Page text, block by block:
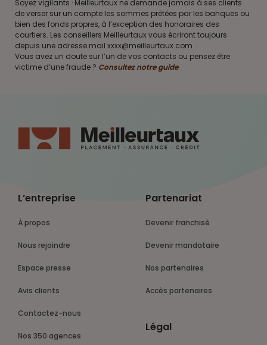
Soyez vigilants · Meilleurtaux ne demande jamais à ses clients
de verser sur un compte les sommes prêtées par les banques ou
bien des fonds propres, à l’exception des honoraires des
courtiers. Les conseillers Meilleurtaux vous écriront toujours
depuis une adresse mail xxxx@meilleurtaux.com
Vous avez un doute sur l’un de vos contacts ou pensez être
victime d’une fraude ? Consultez notre guide.
L’entreprise
À propos
Nous rejoindre
Espace presse
Avis clients
Contactez-nous
Nos 350 agences
Partenariat
Devenir franchisé
Devenir mandataire
Nos partenaires
Accès partenaires
Légal